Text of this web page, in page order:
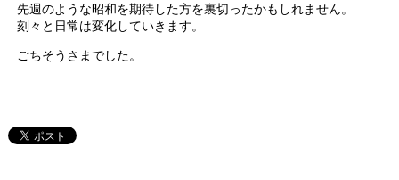
先週のような昭和を期待した方を裏切ったかもしれません。
刻々と日常は変化していきます。
ごちそうさまでした。